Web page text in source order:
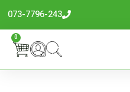
073-7796-243
0